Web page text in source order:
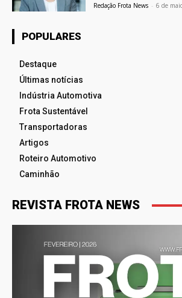
Redação Frota News - 6 de
POPULARES
Destaque
Últimas notícias
Indústria Automotiva
Frota Sustentável
Transportadoras
Artigos
Roteiro Automotivo
Caminhão
REVISTA FROTA NEWS